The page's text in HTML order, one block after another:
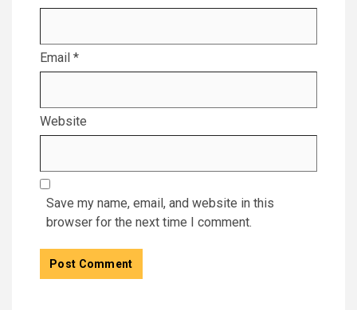
Email *
Website
Save my name, email, and website in this
browser for the next time I comment.